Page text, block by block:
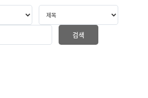
검색